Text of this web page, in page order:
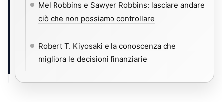
Mel Robbins e Sawyer Robbins: lasciare andare
ciò che non possiamo controllare
Robert T. Kiyosaki e la conoscenza che
migliora le decisioni finanziarie